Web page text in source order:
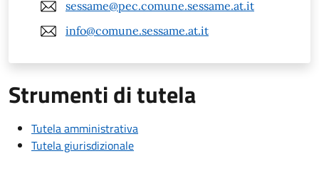
sessame@pec.comune.sessame.at.it
info@comune.sessame.at.it
Strumenti di tutela
Tutela amministrativa
Tutela giurisdizionale